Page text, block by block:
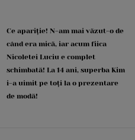
Ce apariție! N-am mai văzut-o de
când era mică, iar acum fiica
Nicoletei Luciu e complet
schimbată! La 14 ani, superba Kim
i-a uimit pe toți la o prezentare
de modă!